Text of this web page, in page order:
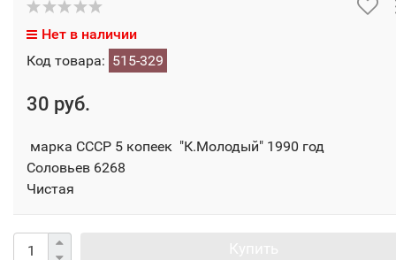
Нет в наличии
Код товара: 515-329
30 руб.
марка СССР 5 копеек "К.Молодый" 1990 год
Соловьев 6268
Чистая